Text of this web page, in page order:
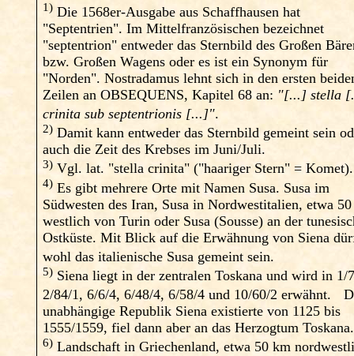
1) Die 1568er-Ausgabe aus Schaffhausen hat
"Septentrien". Im Mittelfranzösischen bezeichnet
"septentrion" entweder das Sternbild des Großen
bzw. Großen Wagens oder es ist ein Synonym für
"Norden". Nostradamus lehnt sich in den ersten
Zeilen an OBSEQUENS, Kapitel 68 an: "[...] stella
crinita sub septentrionis [...]".
2) Damit kann entweder das Sternbild gemeint sein
auch die Zeit des Krebses im Juni/Juli.
3) Vgl. lat. "stella crinita" ("haariger Stern" =
4) Es gibt mehrere Orte mit Namen Susa. Susa im
Südwesten des Iran, Susa in Nordwestitalien, etwa
westlich von Turin oder Susa (Sousse) an der
Ostküste. Mit Blick auf die Erwähnung von Siena
wohl das italienische Susa gemeint sein.
5) Siena liegt in der zentralen Toskana und wird in 1/
2/84/1, 6/6/4, 6/48/4, 6/58/4 und 10/60/2 erwähnt.
unabhängige Republik Siena existierte von 1125 bis
1555/1559, fiel dann aber an das Herzogtum Toskana.
6) Landschaft in Griechenland, etwa 50 km